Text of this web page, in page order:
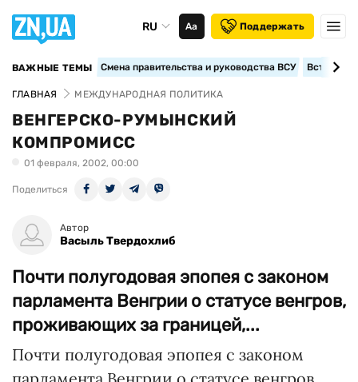
RU Аа Поддержать
ВАЖНЫЕ ТЕМЫ Смена правительства и руководства ВСУ
ГЛАВНАЯ МЕЖДУНАРОДНАЯ ПОЛИТИКА
ВЕНГЕРСКО-РУМЫНСКИЙ
КОМПРОМИСС
01 февраля, 2002, 00:00
Поделиться
Автор
Васыль Твердохлиб
Почти полугодовая эпопея с законом
парламента Венгрии о статусе венгров,
проживающих за границей,...
Почти полугодовая эпопея с законом